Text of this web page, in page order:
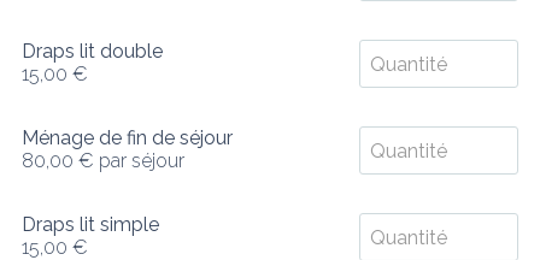
Draps lit double
15,00 €
Ménage de fin de séjour
80,00 € par séjour
Draps lit simple
15,00 €